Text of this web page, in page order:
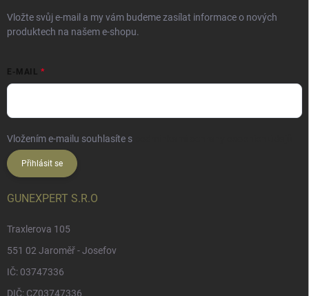
Vložte svůj e-mail a my vám budeme zasílat informace o nových
produktech na našem e-shopu.
E-MAIL
Vložením e-mailu souhlasíte s
Přihlásit se
GUNEXPERT S.R.O
Traxlerova 105
551 02 Jaroměř - Josefov
IČ: 03747336
DIČ: CZ03747336